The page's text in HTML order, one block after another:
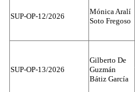
SUP-OP-12/2026
Mónica Aralí
Soto Fregoso
SUP-OP-13/2026
Gilberto De
Guzmán
Bátiz García